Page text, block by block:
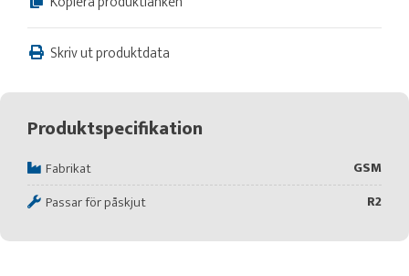
Skriv ut produktdata
Produktspecifikation
Fabrikat
GSM
Passar för påskjut
R2